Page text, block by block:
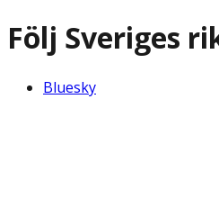
Följ Sveriges
Bluesky